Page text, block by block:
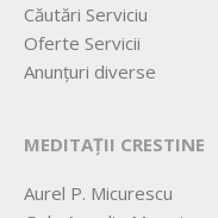
Căutări Serviciu
Oferte Servicii
Anunțuri diverse
MEDITAȚII CRESTINE
Aurel P. Micurescu